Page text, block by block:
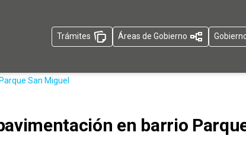
Trámites Áreas de Gobierno
San Miguel
en barrio